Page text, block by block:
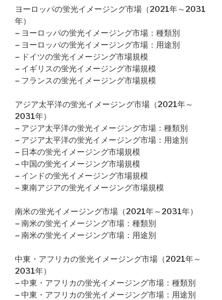
ヨーロッパの蛍光イメージング市場（2021年～2031
年）
– ヨーロッパの蛍光イメージング市場：種類別
– ヨーロッパの蛍光イメージング市場：用途別
– ドイツの蛍光イメージング市場規模
– イギリスの蛍光イメージング市場規模
– フランスの蛍光イメージング市場規模
アジア太平洋の蛍光イメージング市場（2021年～
2031年）
– アジア太平洋の蛍光イメージング市場：種類別
– アジア太平洋の蛍光イメージング市場：用途別
– 日本の蛍光イメージング市場規模
– 中国の蛍光イメージング市場規模
– インドの蛍光イメージング市場規模
– 東南アジアの蛍光イメージング市場規模
南米の蛍光イメージング市場（2021年～2031年）
– 南米の蛍光イメージング市場：種類別
– 南米の蛍光イメージング市場：用途別
中東・アフリカの蛍光イメージング市場（2021年～
2031年）
– 中東・アフリカの蛍光イメージング市場：種類別
– 中東・アフリカの蛍光イメージング市場：用途別